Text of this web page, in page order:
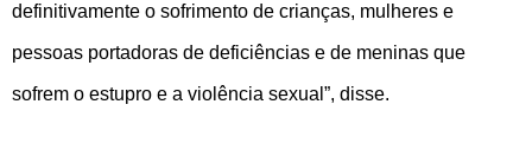
definitivamente o sofrimento de crianças, mulheres e
pessoas portadoras de deficiências e de meninas que
sofrem o estupro e a violência sexual”, disse.